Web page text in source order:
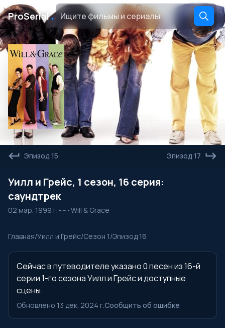
ProSerial․
Эпизод 15 Эпизод 17
Уилл и Грейс, 1 сезон, 16 серия:
саундтрек
02 мар. 1999 г. • -- •Will & Grace
Главная/Уилл и Грейс/Сезон 1/Эпизод 16
Сейчас в путеводителе указано 0 песен из 16-й
серии 1-го сезона Уилл и Грейс и доступные
сцены.
Обновлено 13 дек. 2024 г.Сообщить об ошибке